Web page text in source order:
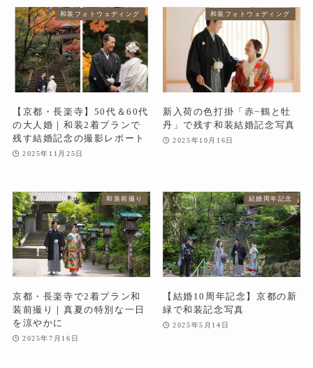
和装フォトウェディング
【京都・長楽寺】50代＆60代
の大人婚｜和装2着プランで
残す結婚記念の撮影レポート
2025年11月25日
和装フォトウェディング
新入荷の色打掛「赤−鶴と牡
丹」で残す和装結婚記念写真
2025年10月16日
和装前撮り
京都・長楽寺で2着プラン和
装前撮り｜真夏の特別な一日
を涼やかに
2025年7月16日
結婚周年記念
【結婚10周年記念】京都の新
緑で和装記念写真
2025年5月14日